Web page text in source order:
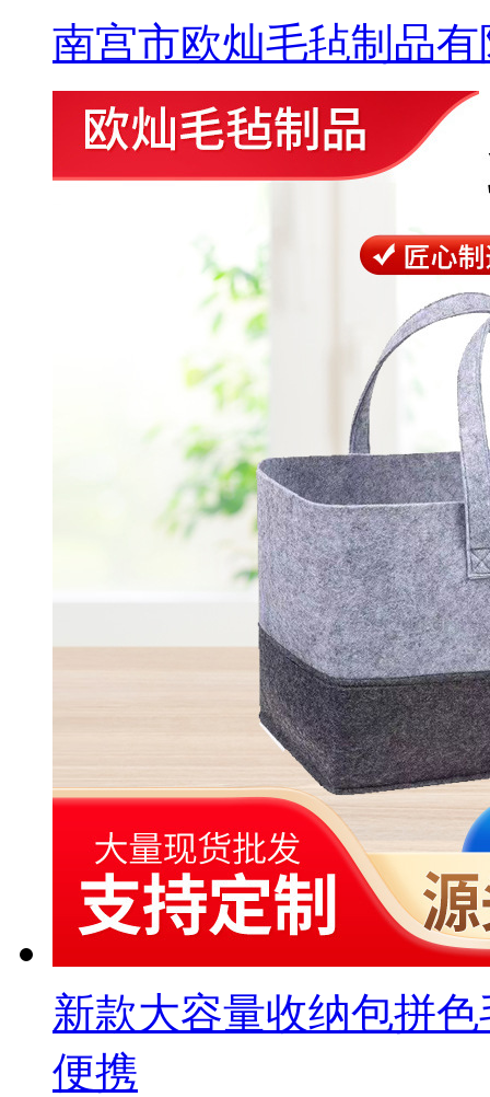
南宫市欧灿毛毡制品
新款大容量收纳包拼
便携